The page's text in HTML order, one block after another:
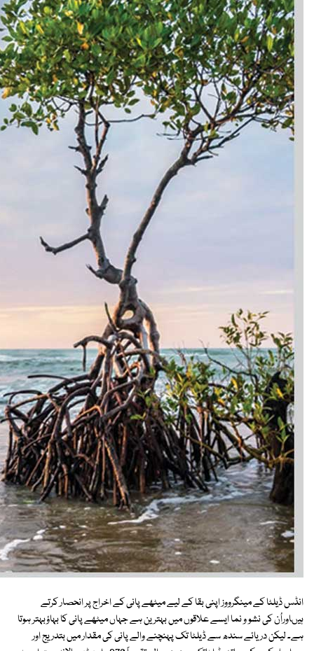
انڈس ڈیلٹا کے مینگرووز اپنی بقا کے لیے میٹھے پانی کے اخراج پر انحصار کرتے
ہیںاوراُن کی نشو و نما ایسے علاقوں میں بہترین ہے جہاں میٹھے پانی کا بہاؤبہتر ہوتا
ہے۔ لیکن دریائے سندھ سے ڈیلٹا تک پہنچنے والے پانی کی مقدار میں بتدریج اور